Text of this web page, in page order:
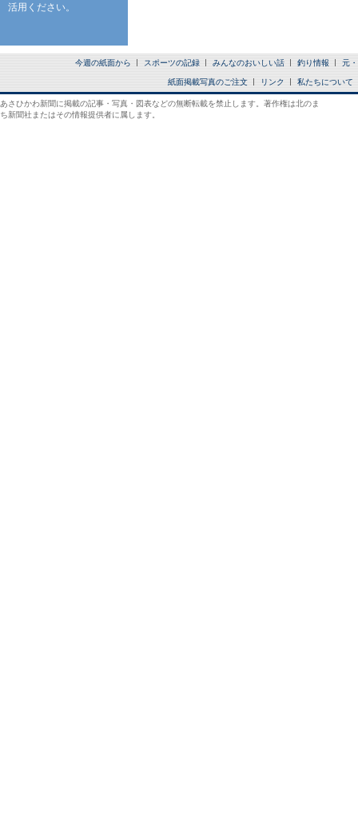
活用ください。
今週の紙面から スポーツの記録 みんなのおいしい話 釣り情報 元
紙面掲載写真のご注文 リンク 私たちについて
あさひかわ新聞に掲載の記事・写真・図表などの無断転載を禁止します。著作権は北のま
ち新聞社またはその情報提供者に属します。